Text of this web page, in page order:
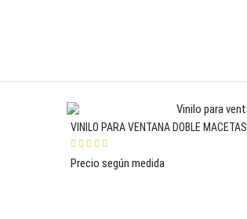
VINILO PARA VENTANA DOBLE MACETAS
Precio según medida